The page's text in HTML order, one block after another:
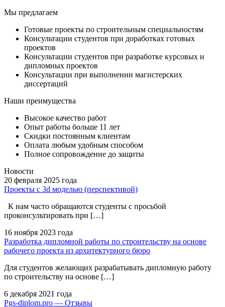
Мы предлагаем
Готовые проекты по строительным специальностям
Консультации студентов при доработках готовых
проектов
Консультации студентов при разработке курсовых и
дипломных проектов
Консультации при выполнении магистерских
диссертаций
Наши преимущества
Высокое качество работ
Опыт работы больше 11 лет
Скидки постоянным клиентам
Оплата любым удобным способом
Полное сопровождение до защиты
Новости
20 февраля 2025 года
Проекты с 3d моделью (перспективой)
К нам часто обращаются студенты с просьбой
проконсультировать при […]
16 ноября 2023 года
Разработка дипломной работы по строительству на основе
рабочего проекта из архитектурного бюро
Для студентов желающих разрабатывать дипломную работу
по строительству на основе […]
6 декабря 2021 года
Pgs-diplom.pro — Отзывы